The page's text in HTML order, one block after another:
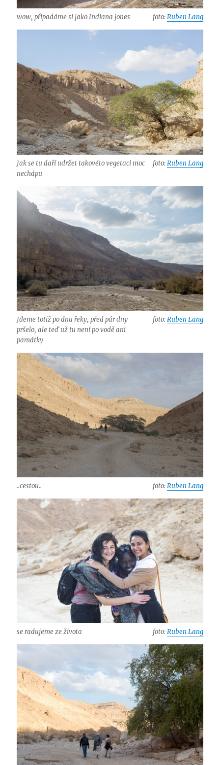
wow, připadáme si jako Indiana jones foto:Ruben Lang
Jak se tu daří udržet takovéto vegetaci moc
nechápu
foto:Ruben Lang
Jdeme totiž po dnu řeky, před pár dny
pršelo, ale teď už tu není po vodě ani
památky
foto:Ruben Lang
..cestou.. foto:Ruben Lang
se radujeme ze života foto:Ruben Lang